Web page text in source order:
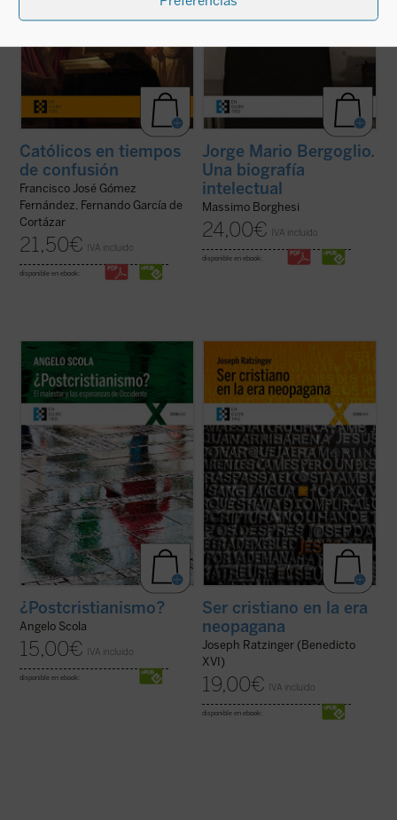
Católicos en tiempos
de confusión
Francisco José Gómez
Fernández, Fernando García de
Cortázar
21,50€ IVA incluido
disponible en ebook:
Jorge Mario Bergoglio.
Una biografía
intelectual
Massimo Borghesi
24,00€ IVA incluido
disponible en ebook:
sociológicamente postcristiana, el cardenal
Scola se pregunta si ha llegado el tiempo
del «postcristianismo» o si, por el
contrario, es posible encontrar hoy
hombres y mujeres que continúen
esperando que haya ...
(ver ficha)
¿Postcristianismo?
Angelo Scola
15,00€ IVA incluido
disponible en ebook:
entrevistas llevadas a cabo por Joseph
Ratzinger ---hoy el papa emérito Benedicto
XVI--- durante su periodo como Prefecto
de la Congregación para la Doctrina de la
Fe, cargo que ocupó desde el año 1981 ...
(ver ficha)
Ser cristiano en la era
neopagana
Joseph Ratzinger (Benedicto
XVI)
19,00€ IVA incluido
disponible en ebook: